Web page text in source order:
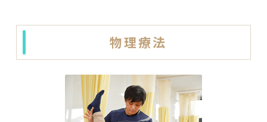
物理療法